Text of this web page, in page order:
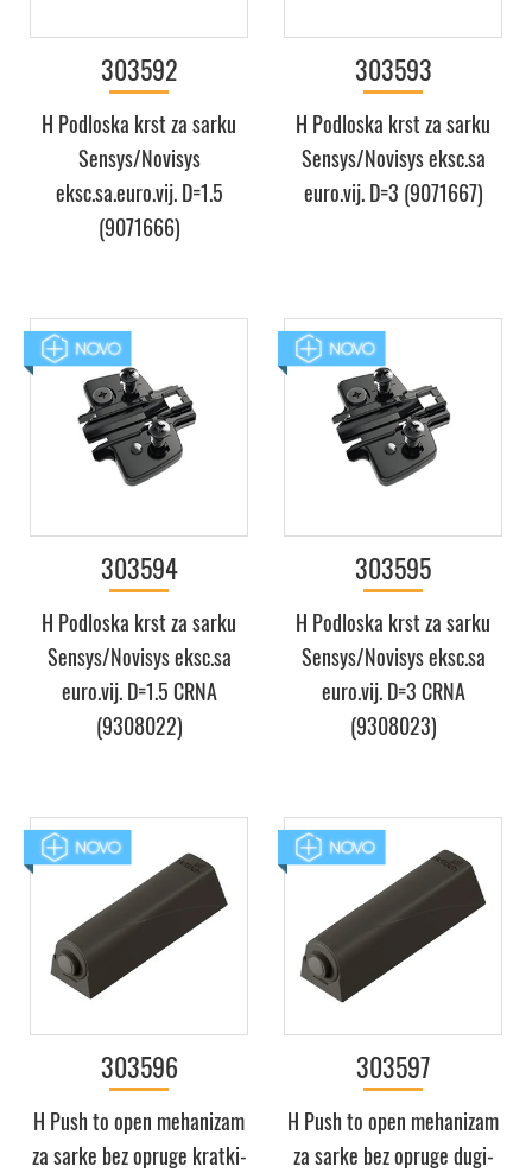
303592
H Podloska krst za sarku
Sensys/Novisys
eksc.sa.euro.vij. D=1.5
(9071666)
303593
H Podloska krst za sarku
Sensys/Novisys eksc.sa
euro.vij. D=3 (9071667)
303594
H Podloska krst za sarku
Sensys/Novisys eksc.sa
euro.vij. D=1.5 CRNA
(9308022)
303595
H Podloska krst za sarku
Sensys/Novisys eksc.sa
euro.vij. D=3 CRNA
(9308023)
303596
H Push to open mehanizam
za sarke bez opruge kratki-
303597
H Push to open mehanizam
za sarke bez opruge dugi-